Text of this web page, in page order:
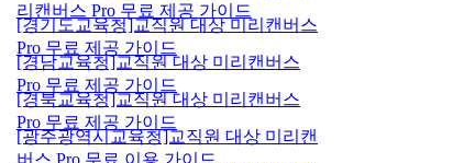
리캔버스 Pro 무료 제공 가이드
[경기도교육청]교직원 대상 미리캔버스
Pro 무료 제공 가이드
[경남교육청]교직원 대상 미리캔버스
Pro 무료 제공 가이드
[경북교육청]교직원 대상 미리캔버스
Pro 무료 제공 가이드
[광주광역시교육청]교직원 대상 미리캔
버스 Pro 무료 이용 가이드